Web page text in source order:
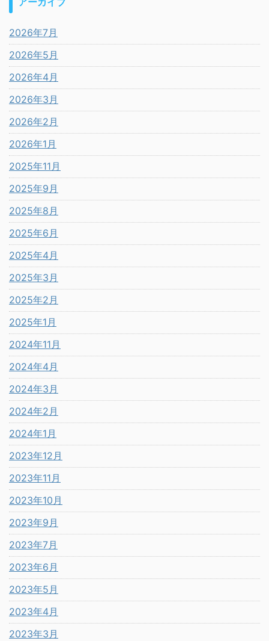
2026年7月
2026年5月
2026年4月
2026年3月
2026年2月
2026年1月
2025年11月
2025年9月
2025年8月
2025年6月
2025年4月
2025年3月
2025年2月
2025年1月
2024年11月
2024年4月
2024年3月
2024年2月
2024年1月
2023年12月
2023年11月
2023年10月
2023年9月
2023年7月
2023年6月
2023年5月
2023年4月
2023年3月